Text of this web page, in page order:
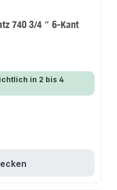
740 3/4 ″ 6-Kant
in 2 bis 4